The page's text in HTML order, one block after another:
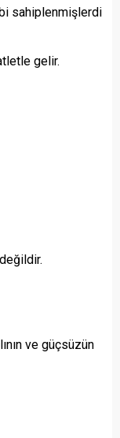
sahiplenmişlerdi
gelir.
ve güçsüzün